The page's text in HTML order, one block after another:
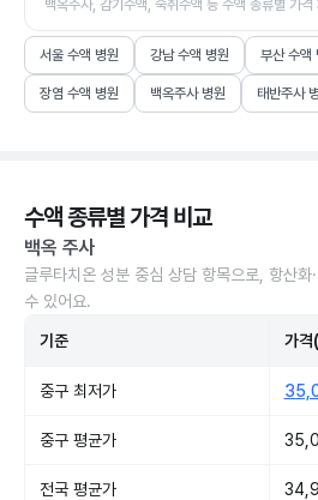
백옥주사, 감기수액, 숙취수액 등 수액 종류별 가격
서울 수액 병원 강남 수액 병원 부산 수액
장염 수액 병원 백옥주사 병원 태반주사
수액 종류별 가격 비교
백옥 주사
글루타치온 성분 중심 상담 항목으로, 항산화
수 있어요.
기준 가격
중구 최저가
중구 평균가
전국 평균가